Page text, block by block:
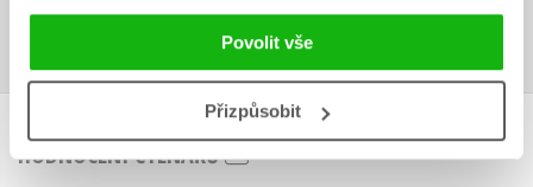
Povolit vše
Přizpůsobit
PDF Obsah.pdf
HODNOCENÍ ČTENÁŘŮ